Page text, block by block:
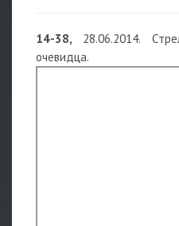
14-38, 28.06.2014.
очевидца.